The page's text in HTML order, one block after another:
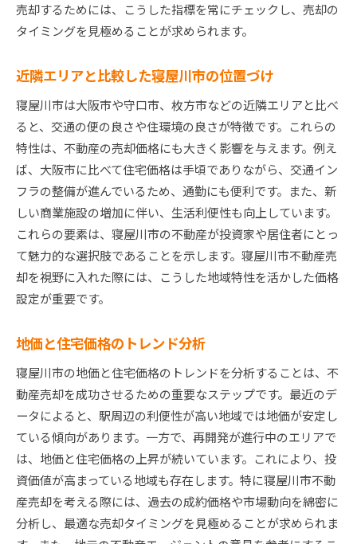
売却するためには、こうした指標を常にチェックし、売却の
タイミングを見極めることが求められます。
近隣エリアと比較した寝屋川市の位置づけ
寝屋川市は大阪市や守口市、枚方市などの近隣エリアと比べ
ると、交通の便の良さや住環境の良さが特徴です。これらの
特性は、不動産の売却価格にも大きく影響を与えます。例え
ば、大阪市に比べて住宅価格は手頃でありながら、交通イン
フラの整備が進んでいるため、通勤にも便利です。また、新
しい商業施設の増加に伴い、生活利便性も向上しています。
これらの要素は、寝屋川市の不動産が投資家や居住者にとっ
て魅力的な選択肢であることを示します。寝屋川市不動産売
却を視野に入れた際には、こうした地域特性を活かした価格
設定が重要です。
地価と住宅価格のトレンド分析
寝屋川市の地価と住宅価格のトレンドを分析することは、不
動産売却を成功させるための重要なステップです。最近のデ
ータによると、駅周辺の利便性が高い地域では地価が安定し
ている傾向があります。一方で、再開発が進行中のエリアで
は、地価と住宅価格の上昇が続いています。これにより、投
資価値が高まっている地域も存在します。特に寝屋川市不動
産売却を考える際には、過去の成約価格や市場動向を綿密に
分析し、最適な売却タイミングを見極めることが求められま